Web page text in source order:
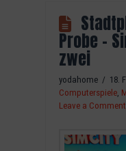
Probe –
zwei
yodahome
18.
Computerspiele
Leave a Comment